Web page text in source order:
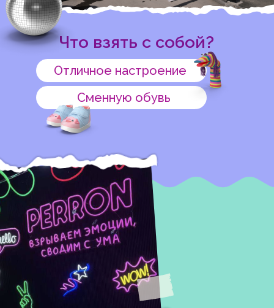
Что взять с собой?
Отличное настроение
Сменную обувь